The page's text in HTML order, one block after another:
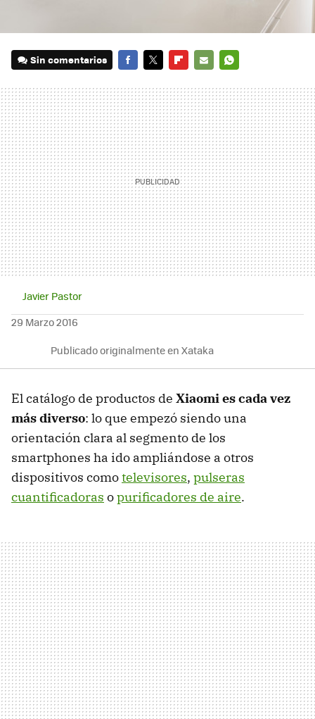
Sin comentarios
MAIL
Javier Pastor
29 Marzo 2016
Publicado originalmente en Xataka
El catálogo de productos de Xiaomi es cada vez
más diverso: lo que empezó siendo una
orientación clara al segmento de los
smartphones ha ido ampliándose a otros
dispositivos comotelevisores, pulseras
cuantificadoras opurificadores de aire.